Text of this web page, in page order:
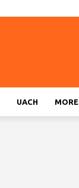
UACH MORE